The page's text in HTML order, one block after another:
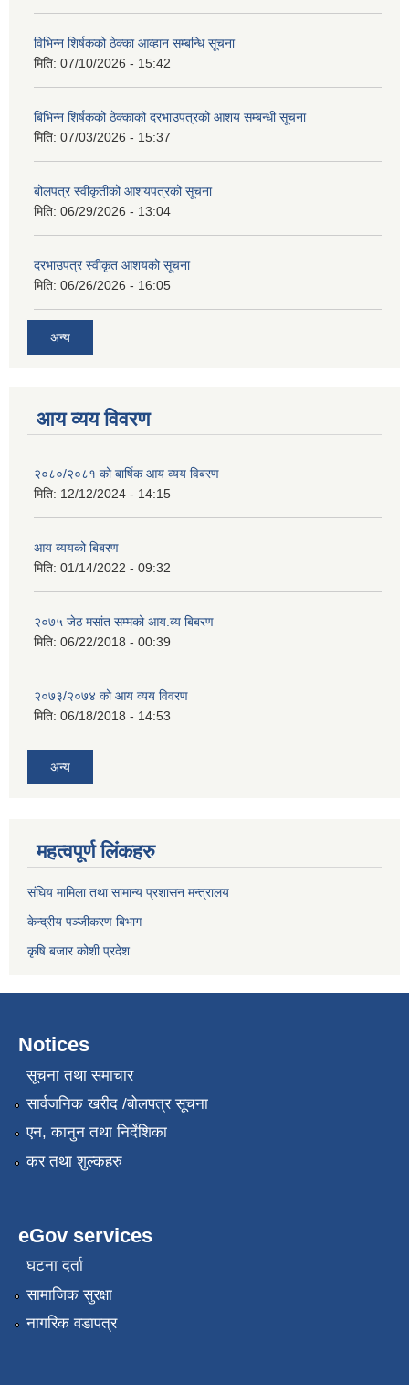
विभिन्न शिर्षकको ठेक्का आव्हान सम्बन्धि सूचना
मिति: 07/10/2026 - 15:42
बिभिन्‍न शिर्षकको ठेक्काको दरभाउपत्रको आशय सम्बन्धी सूचना
मिति: 07/03/2026 - 15:37
बोलपत्र स्वीकृतीको आशयपत्रको सूचना
मिति: 06/29/2026 - 13:04
दरभाउपत्र स्वीकृत आशयको सूचना
मिति: 06/26/2026 - 16:05
अन्य
आय व्यय विवरण
२०८०/२०८१ को बार्षिक आय व्यय विबरण
मिति: 12/12/2024 - 14:15
आय व्ययको बिबरण
मिति: 01/14/2022 - 09:32
२०७५ जेठ मसांत सम्मको आय.व्य बिबरण
मिति: 06/22/2018 - 00:39
२०७३/२०७४ को आय व्यय विवरण
मिति: 06/18/2018 - 14:53
अन्य
महत्वपूर्ण लिंकहरु
संघिय मामिला तथा सामान्य प्रशासन मन्त्रालय
केन्द्रीय पञ्जीकरण बिभाग
कृषि बजार कोशी प्रदेश
Notices
सूचना तथा समाचार
सार्वजनिक खरीद /बोलपत्र सूचना
एन, कानुन तथा निर्देशिका
कर तथा शुल्कहरु
eGov services
घटना दर्ता
सामाजिक सुरक्षा
नागरिक वडापत्र